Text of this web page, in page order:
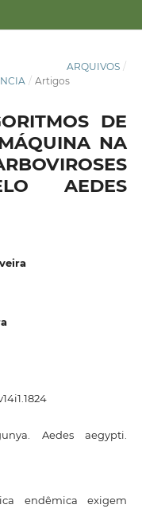
ARQUIVOS /
/ Artigos
DE
NA
AEDES
Aedes aegypti.
endêmica exigem